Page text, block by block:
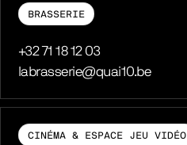
BRASSERIE
Téléphone
+32 71 18 12 03
E-mail
labrasserie@quai10.be
CINÉMA & ESPACE JEU VIDÉO